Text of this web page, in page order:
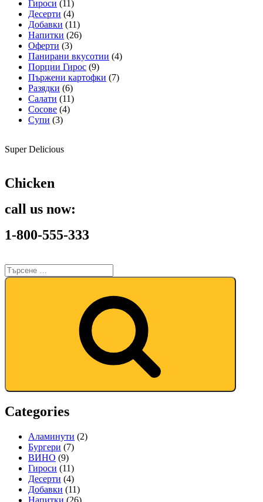
Гироси (11)
Десерти (4)
Добавки (11)
Напитки (26)
Оферти (3)
Панирани вкусотии (4)
Порции Гирос (9)
Пържени картофки (7)
Разядки (6)
Салати (11)
Сосове (4)
Супи (3)
Super Delicious
Chicken
call us now:
1-800-555-333
Categories
Аламинути (2)
Бургери (7)
ВИНО (9)
Гироси (11)
Десерти (4)
Добавки (11)
Напитки (26)